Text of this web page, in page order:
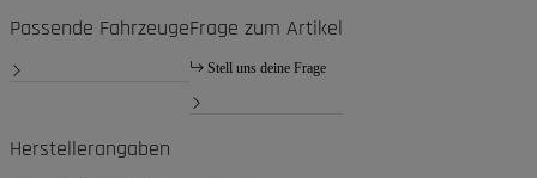
Passende FahrzeugeFrage zum Artikel
Stell uns deine Frage
Herstellerangaben